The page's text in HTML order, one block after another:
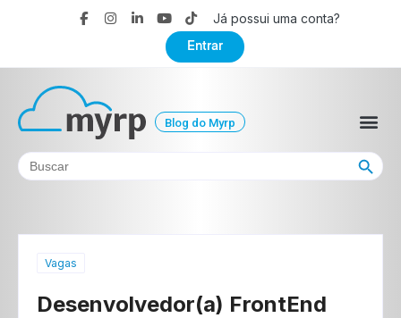
Já possui uma conta?
Entrar
Blog do Myrp
Search
for:
Search Button
Vagas
Desenvolvedor(a) FrontEnd